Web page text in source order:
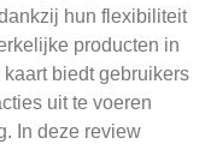
hun flexibiliteit
producten in
biedt gebruikers
uit te voeren
In deze review